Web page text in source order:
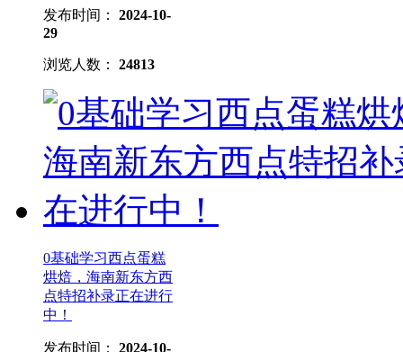
发布时间： 2024-10-
29
浏览人数： 24813
0基础学习西点蛋糕
烘焙，海南新东方西
点特招补录正在进行
中！
发布时间： 2024-10-